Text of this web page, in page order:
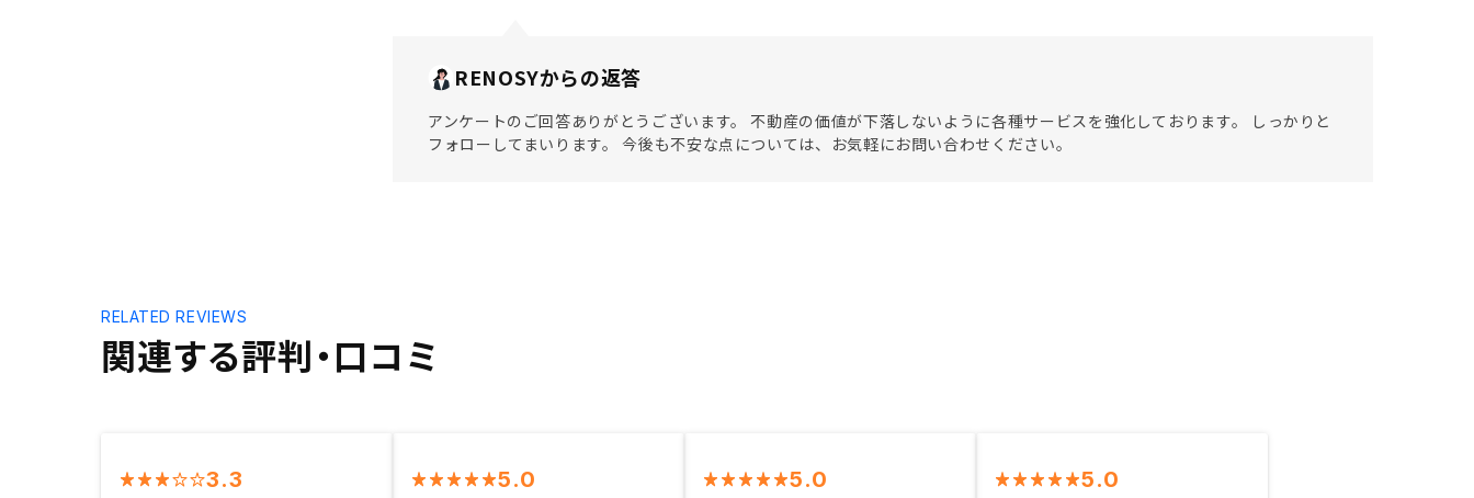
RENOSYからの返答
アンケートのご回答ありがとうございます。 不動産の価値が下落しないように各種サービスを強化しております。 しっかりと
フォローしてまいります。 今後も不安な点については、お気軽にお問い合わせください。
関連する評判・口コミ
RELATED REVIEWS
3.3 5.0 5.0 5.0